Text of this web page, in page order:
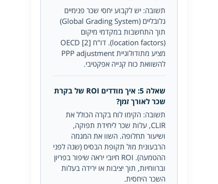
תשובה: יש לקבוע יחסי שכר פנימיים
גלובליים (Global Grading System)
תוך התחשבות במקדמי מיקום
(location factors). דו"ח OECD [2]
מציע מתודולוגיית PPP adjustment
להשוואת כוח קנייה אפקטיבי.
שאלה 5: איך מודדים ROI של בקרת
שכר לאורך זמן?
תשובה: הקימו לוח בקרה הכולל את
CLIR, עלות שכר ליחידת תפוקה,
ושיעור תחלופה. השוו את המגמה
הרבעונית מול תקופת הבסיס (שנה לפני
ההטמעה). ROI חיובי יראה שיפור בפריון
וברווחיות, תוך יציבות או ירידה בעלות
השכר היחסית.